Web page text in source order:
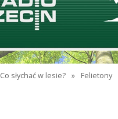
Co słychać w lesie? » Felietony